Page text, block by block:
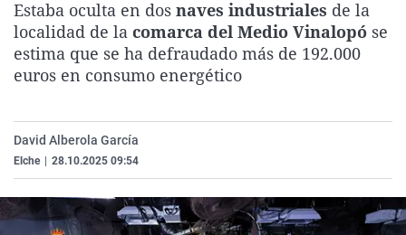
La rosa de los vientos
Gente viajera
Caso
Retornados
Extremadura
Galicia
Virales
Televisión
Estaba oculta en dos naves industriales de la
localidad de la comarca del Medio Vinalopó se
estima que se ha defraudado más de 192.000
euros en consumo energético
David Alberola García
Elche 28.10.2025 09:54